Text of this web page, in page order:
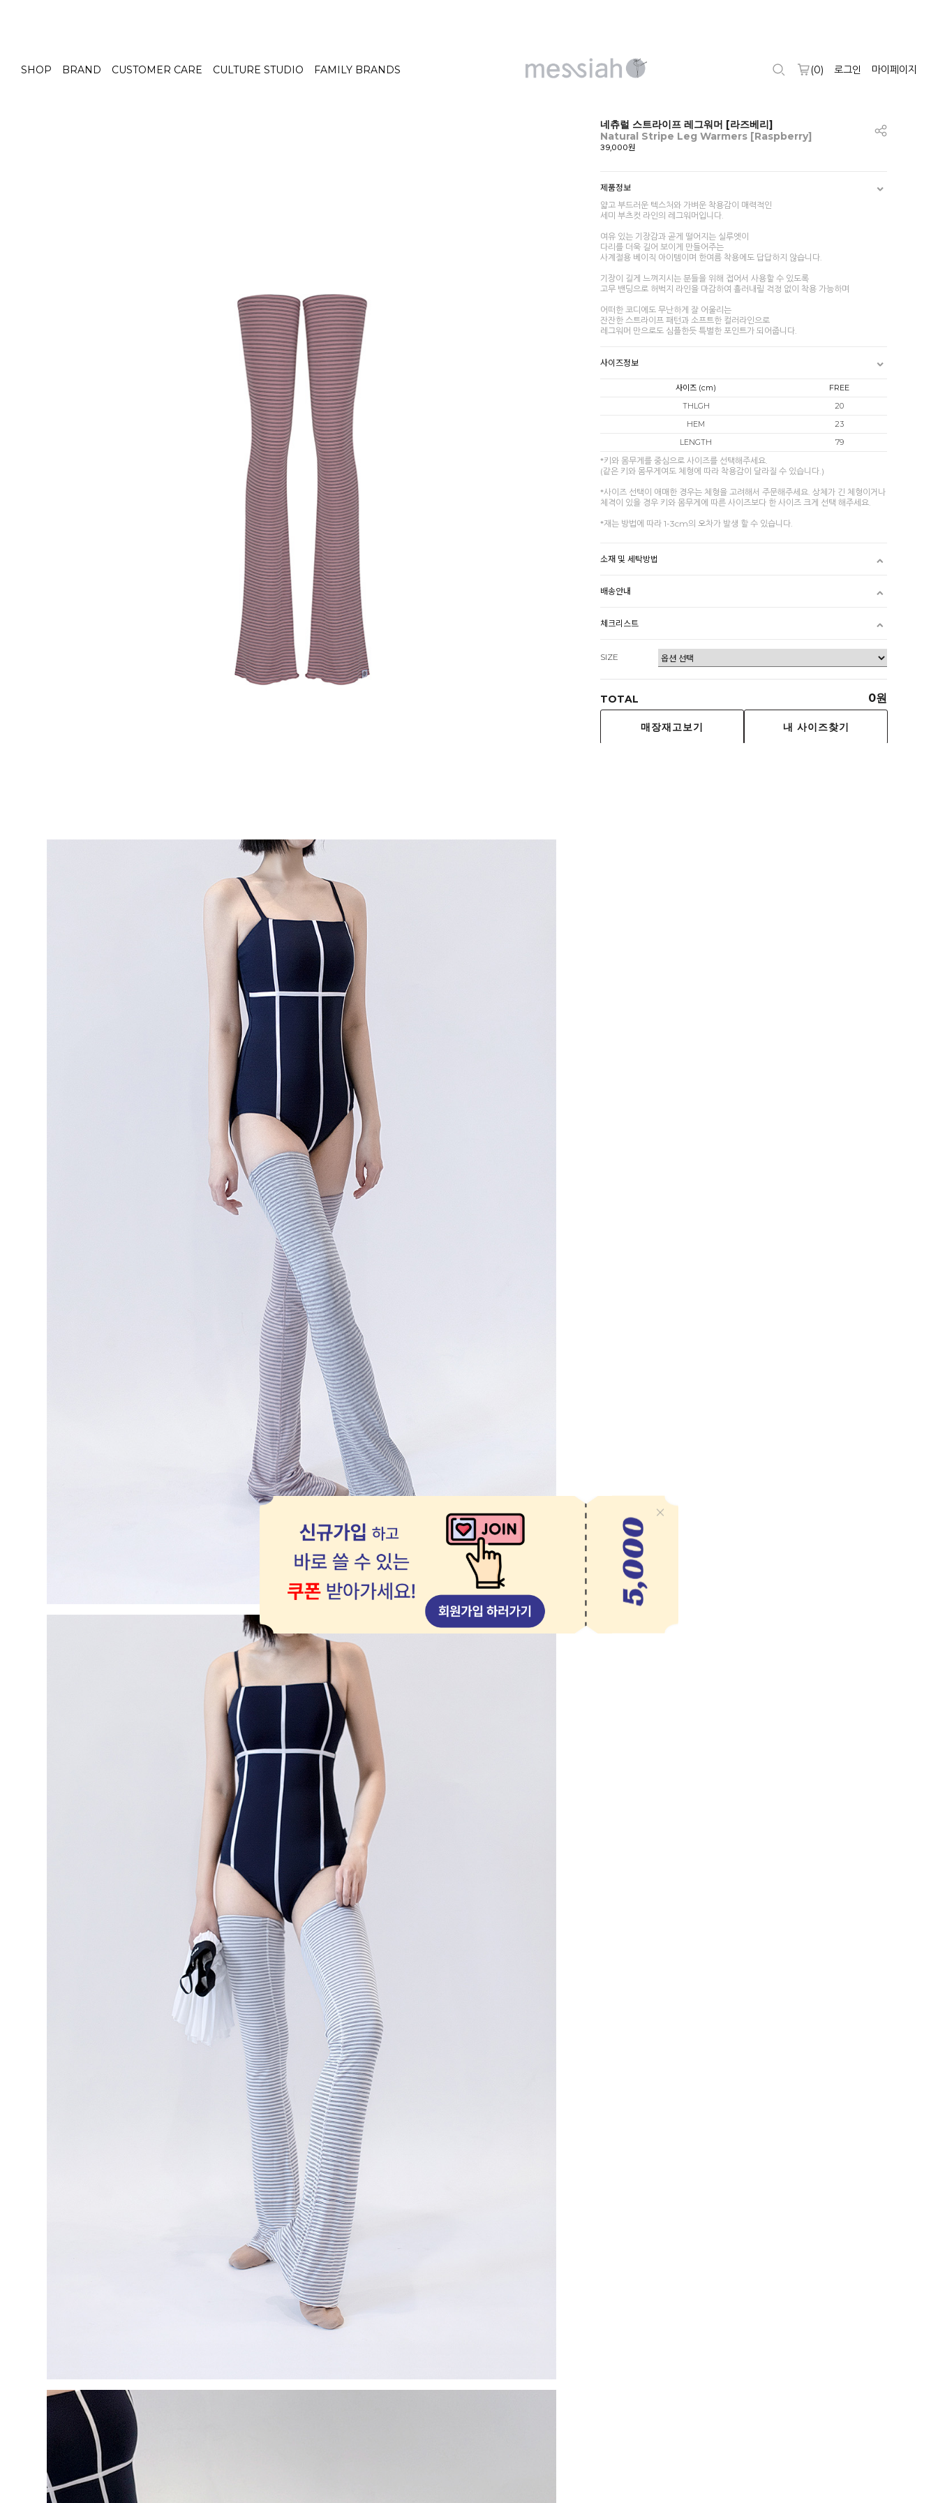
SHOP BRAND CUSTOMER CARE CULTURE STUDIO FAMILY BRANDS (0) 로그인 마이페이지
네츄럴 스트라이프 레그워머 [라즈베리]
Natural Stripe Leg Warmers [Raspberry]
39,000원
제품정보
얇고 부드러운 텍스처와 가벼운 착용감이 매력적인
세미 부츠컷 라인의 레그워머입니다.
여유 있는 기장감과 곧게 떨어지는 실루엣이
다리를 더욱 길어 보이게 만들어주는
사계절용 베이직 아이템이며 한여름 착용에도 답답하지 않습니다.
기장이 길게 느껴지시는 분들을 위해 접어서 사용할 수 있도록
고무 밴딩으로 허벅지 라인을 마감하여 흘러내릴 걱정 없이 착용 가능하며
어떠한 코디에도 무난하게 잘 어울리는
잔잔한 스트라이프 패턴과 소프트한 컬러라인으로
레그워머 만으로도 심플한듯 특별한 포인트가 되어줍니다.
사이즈정보
사이즈 (cm)
FREE
THLGH
20
HEM
23
LENGTH
79
*키와 몸무게를 중심으로 사이즈를 선택해주세요.
(같은 키와 몸무게여도 체형에 따라 착용감이 달라질 수 있습니다.)
*사이즈 선택이 애매한 경우는 체형을 고려해서 주문해주세요. 상체가 긴 체형이거나
체격이 있을 경우 키와 몸무게에 따른 사이즈보다 한 사이즈 크게 선택 해주세요.
*재는 방법에 따라 1-3cm의 오차가 발생 할 수 있습니다.
소재 및 세탁방법
배송안내
체크리스트
SIZE
TOTAL 0원
매장재고보기 내 사이즈찾기